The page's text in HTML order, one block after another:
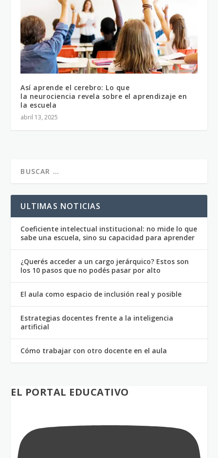
Así aprende el cerebro: Lo que
la neurociencia revela sobre el aprendizaje en
la escuela
abril 13, 2025
ULTIMAS NOTICIAS
Coeficiente intelectual institucional: no mide lo que
sabe una escuela, sino su capacidad para aprender
¿Querés acceder a un cargo jerárquico? Estos son
los 10 pasos que no podés pasar por alto
El aula como espacio de inclusión real y posible
Estrategias docentes frente a la inteligencia
artificial
Cómo trabajar con otro docente en el aula
EL PORTAL EDUCATIVO